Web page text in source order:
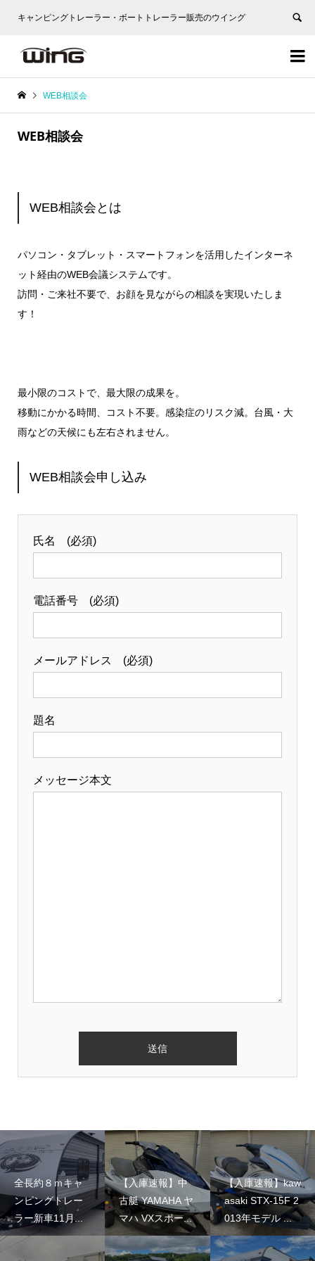
キャンピングトレーラー・ボートトレーラー販売のウイング


WEB相談会
WEB相談会
WEB相談会とは
パソコン・タブレット・スマートフォンを活用したインターネ
ット経由のWEB会議システムです。
訪問・ご来社不要で、お顔を見ながらの相談を実現いたしま
す！
最小限のコストで、最大限の成果を。
移動にかかる時間、コスト不要。感染症のリスク減。台風・大
雨などの天候にも左右されません。
WEB相談会申し込み
氏名 (必須)
電話番号 (必須)
メールアドレス (必須)
題名
メッセージ本文
全長約８ｍキャ
ンピングトレー
ラー新車11月...
【入庫速報】中
古艇 YAMAHA ヤ
マハ VXスポー...
【入庫速報】kaw
asaki STX-15F 2
013年モデル ...